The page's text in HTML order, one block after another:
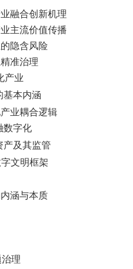
融合创新机理
主流价值传播
隐含风险
准治理
产业
基本内涵
业耦合逻辑
数字化
产及其监管
文明框架
涵与本质
理